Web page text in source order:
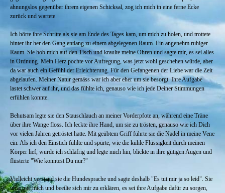
ahnungslos gegenüber ihrem eigenen Schicksal, zog ich mich in eine ferne Ecke
zurück und wartete.
Ich hörte ihre Schritte als sie am Ende des Tages kam, um mich zu holen, und trottete
hinter ihr her den Gang entlang zu einem abgelegenen Raum. Ein angenehm ruhiger
Raum. Sie hob mich auf den Tisch und kraulte meine Ohren und sagte mir, es sei alles
in Ordnung. Mein Herz pochte vor Aufregung, was jetzt wohl geschehen würde, aber
da war auch ein Gefühl der Erleichterung. Für den Gefangenen der Liebe war die Zeit
abgelaufen. Meiner Natur gemäss war ich aber eher um sie besorgt. Ihre Aufgabe
lastet schwer auf ihr, und das fühlte ich, genauso wie ich jede Deiner Stimmungen
erfühlen konnte.
Behutsam legte sie den Stauschlauch an meiner Vorderpfote an, während eine Träne
über ihre Wange floss. Ich leckte ihre Hand, um sie zu trösten, genauso wie ich Dich
vor vielen Jahren getröstet hatte. Mit geübtem Griff führte sie die Nadel in meine Vene
ein. Als ich den Einstich fühlte und spürte, wie die kühle Flüssigkeit durch meinen
Körper lief, wurde ich schläfrig und legte mich hin, blickte in ihre gütigen Augen und
flüsterte "Wie konntest Du nur?"
Vielleicht verstand sie die Hundesprache und sagte deshalb "Es tut mir ja so leid". Sie
umarmte mich und beeilte sich mir zu erklären, es sei ihre Aufgabe dafür zu sorgen,